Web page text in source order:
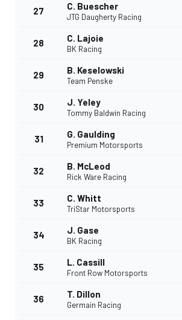
27 C. Buescher
JTG Daugherty Racing
28 C. Lajoie
BK Racing
29 B. Keselowski
Team Penske
30 J. Yeley
Tommy Baldwin Racing
31 G. Gaulding
Premium Motorsports
32 B. McLeod
Rick Ware Racing
33 C. Whitt
TriStar Motorsports
34 J. Gase
BK Racing
35 L. Cassill
Front Row Motorsports
36 T. Dillon
Germain Racing